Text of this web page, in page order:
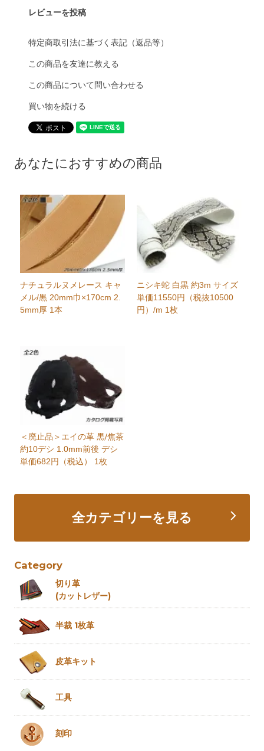
レビューを投稿
特定商取引法に基づく表記（返品等）
この商品を友達に教える
この商品について問い合わせる
買い物を続ける
あなたにおすすめの商品
ナチュラルヌメレース キャ
メル/黒 20mm巾×170cm 2.
5mm厚 1本
ニシキ蛇 白黒 約3m サイズ
単価11550円（税抜10500
円）/m 1枚
＜廃止品＞エイの革 黒/焦茶
約10デシ 1.0mm前後 デシ
単価682円（税込） 1枚
全カテゴリーを見る
Category
切り革
(カットレザー)
半裁 1枚革
皮革キット
工具
刻印